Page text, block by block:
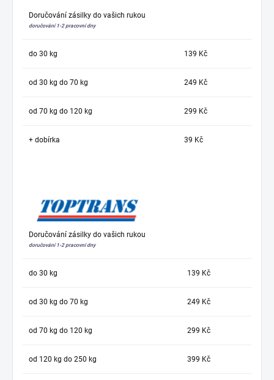
Doručování zásilky do vašich rukou
doručování 1-2 pracovní dny
do 30 kg 139 Kč
od 30 kg do 70 kg 249 Kč
od 70 kg do 120 kg 299 Kč
+ dobírka 39 Kč
Doručování zásilky do vašich rukou
doručování 1-2 pracovní dny
do 30 kg 139 Kč
od 30 kg do 70 kg 249 Kč
od 70 kg do 120 kg 299 Kč
od 120 kg do 250 kg 399 Kč